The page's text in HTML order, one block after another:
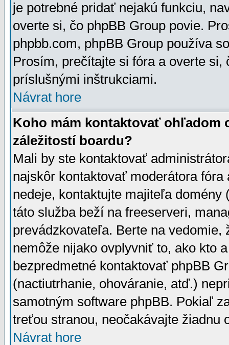
je potrebné pridať nejakú funkciu,
overte si, čo phpBB Group povie.
phpbb.com, phpBB Group používa
Prosím, prečítajte si fóra a overte
príslušnými inštrukciami.
Návrat hore
Koho mám kontaktovať ohľadom
záležitostí boardu?
Mali by ste kontaktovať
najskôr kontaktovať moderátora
nedeje, kontaktujte majiteľa
táto služba beží na freeserveri,
prevádzkovateľa. Berte na vedomie,
nemôže nijako ovplyvniť to, ako kto
bezpredmetné kontaktovať phpBB
(nactiutrhanie, ohováranie, atď.)
samotným software phpBB. Pokiaľ
treťou stranou, neočakávajte žiadnu
Návrat hore